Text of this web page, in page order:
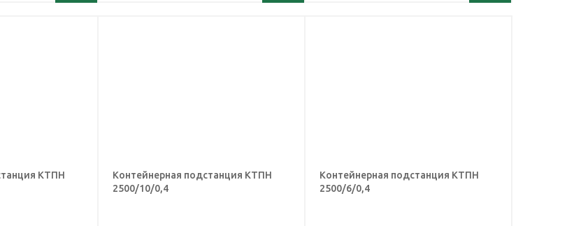
КТПН
Контейнерная подстанция КТПН
2500/10/0,4
Контейнерная подстанция КТПН
2500/6/0,4